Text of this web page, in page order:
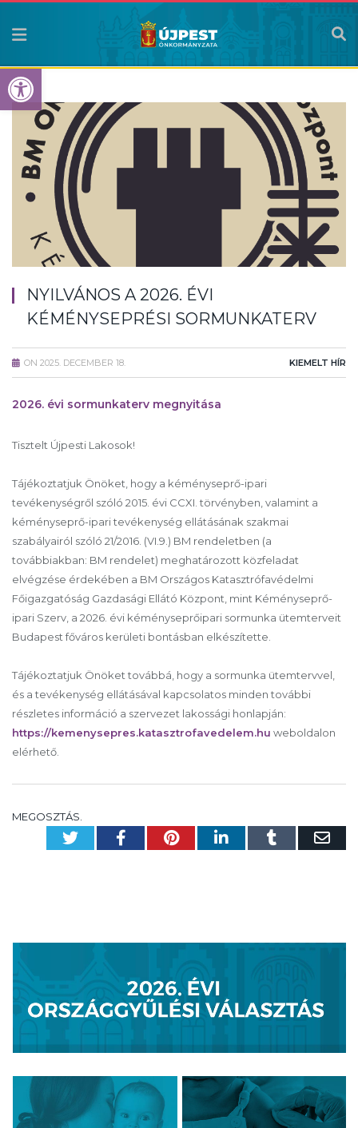
Eszköztár megnyitása
NYILVÁNOS A 2026. ÉVI
KÉMÉNYSEPRÉSI SORMUNKATERV
ON 2025. DECEMBER 18. KIEMELT HÍR
2026. évi sormunkaterv megnyitása
Tisztelt Újpesti Lakosok!
Tájékoztatjuk Önöket, hogy a kéményseprő-ipari
tevékenységről szóló 2015. évi CCXI. törvényben, valamint a
kéményseprő-ipari tevékenység ellátásának szakmai
szabályairól szóló 21/2016. (VI.9.) BM rendeletben (a
továbbiakban: BM rendelet) meghatározott közfeladat
elvégzése érdekében a BM Országos Katasztrófavédelmi
Főigazgatóság Gazdasági Ellátó Központ, mint Kéményseprő-
ipari Szerv, a 2026. évi kéményseprőipari sormunka ütemterveit
Budapest főváros kerületi bontásban elkészítette.
Tájékoztatjuk Önöket továbbá, hogy a sormunka ütemtervvel,
és a tevékenység ellátásával kapcsolatos minden további
részletes információ a szervezet lakossági honlapján:
https://kemenysepres.katasztrofavedelem.hu weboldalon
elérhető.
MEGOSZTÁS.
TwitterFacebookPinterest
LinkedIn
Tumblr